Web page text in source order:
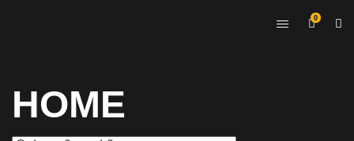
0
HOME